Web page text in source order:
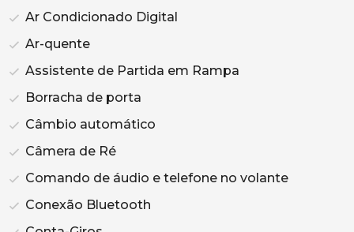
Ar Condicionado Digital
Ar-quente
Assistente de Partida em Rampa
Borracha de porta
Câmbio automático
Câmera de Ré
Comando de áudio e telefone no volante
Conexão Bluetooth